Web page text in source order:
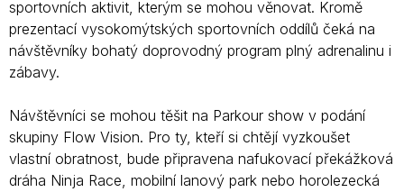
sportovních aktivit, kterým se mohou věnovat. Kromě
prezentací vysokomýtských sportovních oddílů čeká na
návštěvníky bohatý doprovodný program plný adrenalinu i
zábavy.
Návštěvníci se mohou těšit na Parkour show v podání
skupiny Flow Vision. Pro ty, kteří si chtějí vyzkoušet
vlastní obratnost, bude připravena nafukovací překážková
dráha Ninja Race, mobilní lanový park nebo horolezecká